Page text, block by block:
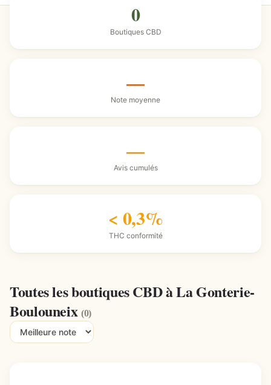
0
Boutiques CBD
—
Note moyenne
—
Avis cumulés
< 0,3%
THC conformité
Toutes les boutiques CBD à La Gonterie-
Boulouneix(0)